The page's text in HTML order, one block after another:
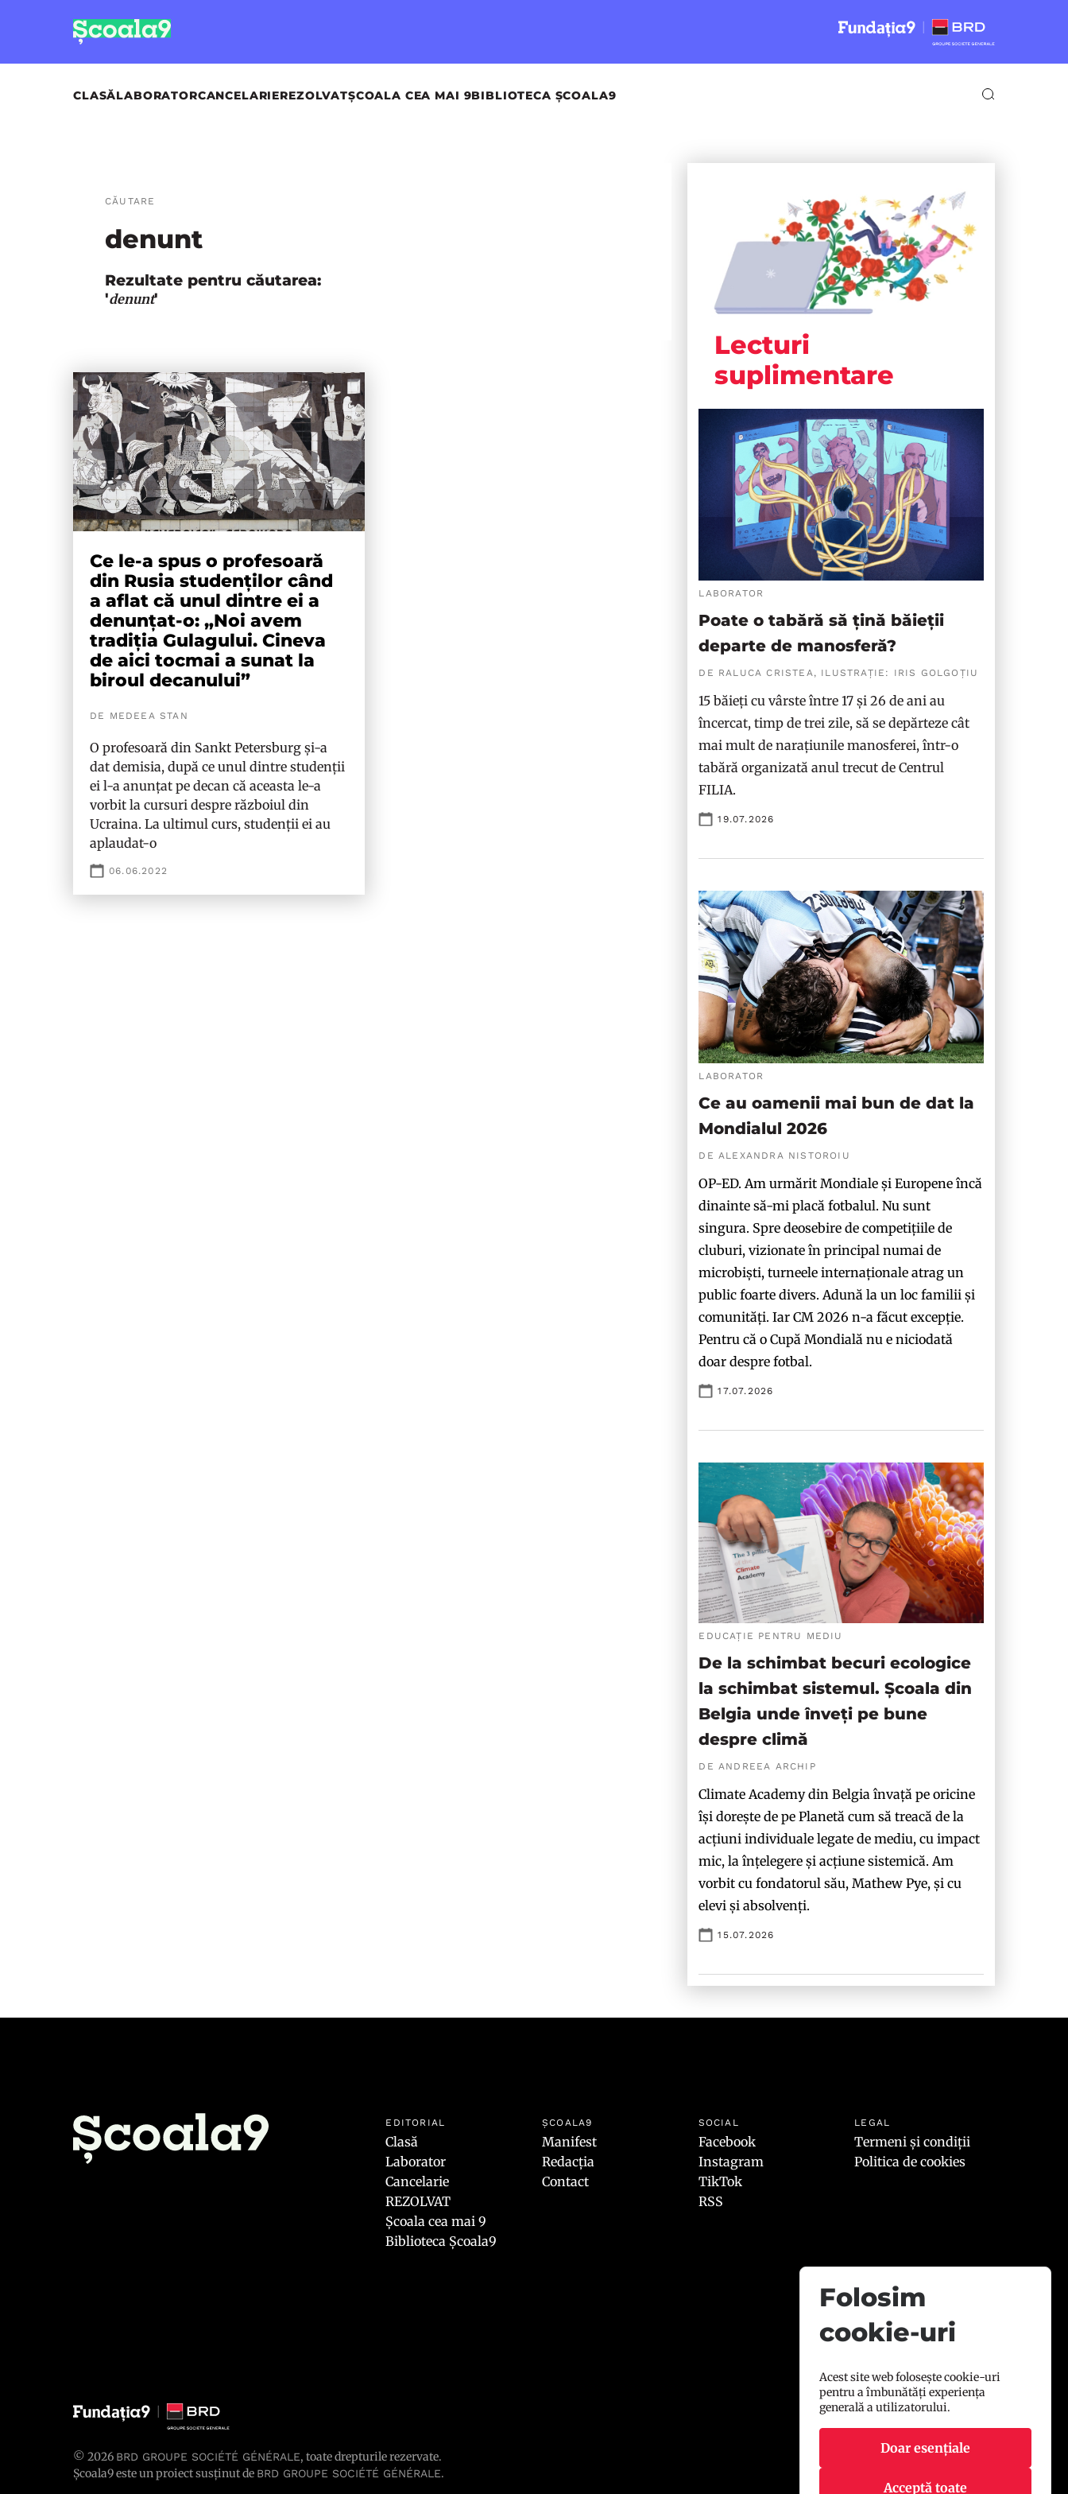
CLASĂLABORATORCANCELARIEREZOLVATȘCOALA CEA MAI 9BIBLIOTECA ȘCOALA9
CĂUTARE
denunt
Rezultate pentru căutarea:
'denunt'
Ce le-a spus o profesoară
din Rusia studenților când
a aflat că unul dintre ei a
denunțat-o: „Noi avem
tradiția Gulagului. Cineva
de aici tocmai a sunat la
biroul decanului”
DE MEDEEA STAN
O profesoară din Sankt Petersburg și-a
dat demisia, după ce unul dintre studenții
ei l-a anunțat pe decan că aceasta le-a
vorbit la cursuri despre războiul din
Ucraina. La ultimul curs, studenții ei au
aplaudat-o
06.06.2022
Lecturi
suplimentare
LABORATOR
Poate o tabără să țină băieții
departe de manosferă?
DE RALUCA CRISTEA, ILUSTRAȚIE: IRIS GOLGOȚIU
15 băieți cu vârste între 17 și 26 de ani au
încercat, timp de trei zile, să se depărteze cât
mai mult de narațiunile manosferei, într-o
tabără organizată anul trecut de Centrul
FILIA.
19.07.2026
LABORATOR
Ce au oamenii mai bun de dat la
Mondialul 2026
DE ALEXANDRA NISTOROIU
OP-ED. Am urmărit Mondiale și Europene încă
dinainte să-mi placă fotbalul. Nu sunt
singura. Spre deosebire de competițiile de
cluburi, vizionate în principal numai de
microbiști, turneele internaționale atrag un
public foarte divers. Adună la un loc familii și
comunități. Iar CM 2026 n-a făcut excepție.
Pentru că o Cupă Mondială nu e niciodată
doar despre fotbal.
17.07.2026
EDUCAȚIE PENTRU MEDIU
De la schimbat becuri ecologice
la schimbat sistemul. Școala din
Belgia unde înveți pe bune
despre climă
DE ANDREEA ARCHIP
Climate Academy din Belgia învață pe oricine
își dorește de pe Planetă cum să treacă de la
acțiuni individuale legate de mediu, cu impact
mic, la înțelegere și acțiune sistemică. Am
vorbit cu fondatorul său, Mathew Pye, și cu
elevi și absolvenți.
15.07.2026
EDITORIAL
Clasă
Laborator
Cancelarie
REZOLVAT
Școala cea mai 9
Biblioteca Școala9
ȘCOALA9
Manifest
Redacția
Contact
SOCIAL
Facebook
Instagram
TikTok
RSS
LEGAL
Termeni și condiții
Politica de cookies
© 2026 BRD GROUPE SOCIÉTÉ GÉNÉRALE, toate drepturile rezervate.
Școala9 este un proiect susținut de BRD GROUPE SOCIÉTÉ GÉNÉRALE.
Folosim
cookie-uri
Acest site web folosește cookie-uri
pentru a îmbunătăți experiența
generală a utilizatorului.
Doar esențiale
Acceptă toate